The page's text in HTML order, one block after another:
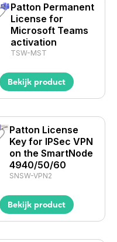
Patton Permanent
License for
Microsoft Teams
activation
TSW-MST
Bekijk product
Patton License
Key for IPSec VPN
on the SmartNode
4940/50/60
SNSW-VPN2
Bekijk product